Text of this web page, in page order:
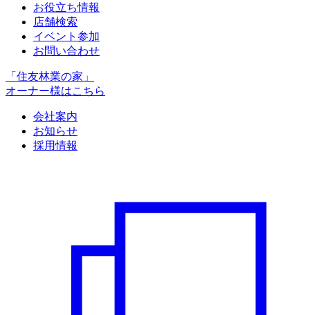
お役立ち情報
店舗検索
イベント参加
お問い合わせ
「住友林業の家」
オーナー様はこちら
会社案内
お知らせ
採用情報